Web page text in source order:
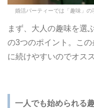
婚活パーティーでは「趣味」の
まず、大人の趣味を選
の3つのポイント。こ
に続けやすいのでオス
一人でも始められる